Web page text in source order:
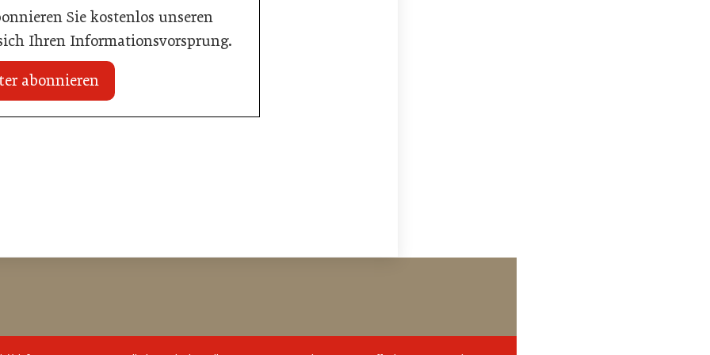
Sie kostenlos unseren
Ihren Informationsvorsprung.
abonnieren